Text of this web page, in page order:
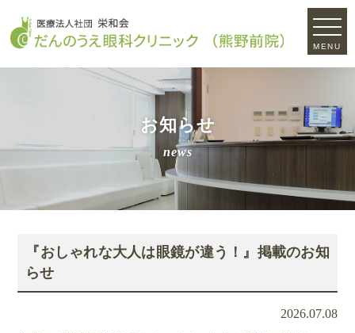
MENU
お知らせ
news
『おしゃれな大人は眼鏡が違う！』掲載のお知
らせ
2026.07.08